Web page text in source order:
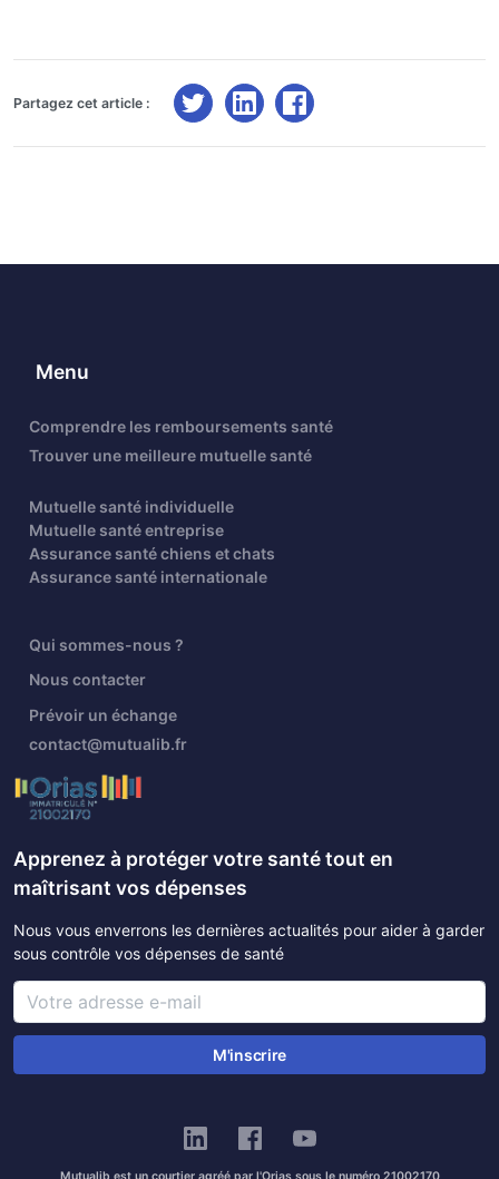
Partagez cet article :
Menu
Comprendre les remboursements santé
Trouver une meilleure mutuelle santé
Mutuelle santé individuelle
Mutuelle santé entreprise
Assurance santé chiens et chats
Assurance santé internationale
Qui sommes-nous ?
Nous contacter
Prévoir un échange
contact@mutualib.fr
Apprenez à protéger votre santé tout en
maîtrisant vos dépenses
Nous vous enverrons les dernières actualités pour aider à garder
sous contrôle vos dépenses de santé
M'inscrire
Mutualib est un courtier agréé par l'Orias sous le numéro 21002170